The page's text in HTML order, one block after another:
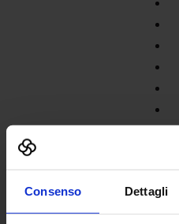
Consenso Dettagli